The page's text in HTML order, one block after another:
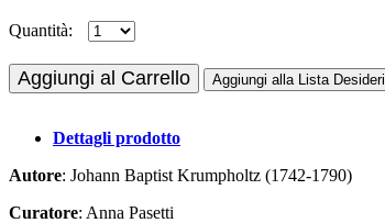
Quantità:
Aggiungi al Carrello Aggiungi alla Lista Desideri
Dettagli prodotto
Autore: Johann Baptist Krumpholtz (1742-1790)
Curatore: Anna Pasetti